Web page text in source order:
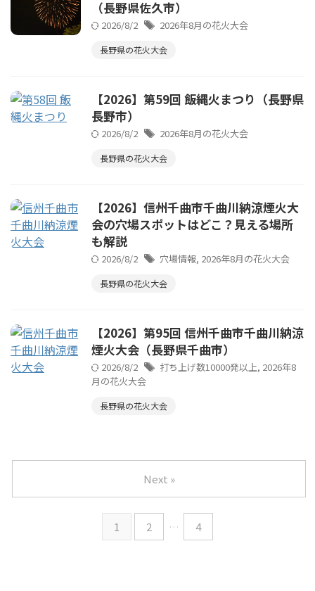
（長野県佐久市）
2026/8/2 2026年8月の花火大会
長野県の花火大会
【2026】第59回 飯縄火まつり（長野県
長野市）
2026/8/2 2026年8月の花火大会
長野県の花火大会
【2026】信州千曲市千曲川納涼煙火大
会の穴場スポットはどこ？見える場所
も解説
2026/8/2 穴場情報, 2026年8月の花火大会
長野県の花火大会
【2026】第95回 信州千曲市千曲川納涼
煙火大会（長野県千曲市）
2026/8/2 打ち上げ数10000発以上, 2026年8
月の花火大会
長野県の花火大会
1 2 … 4
Next »